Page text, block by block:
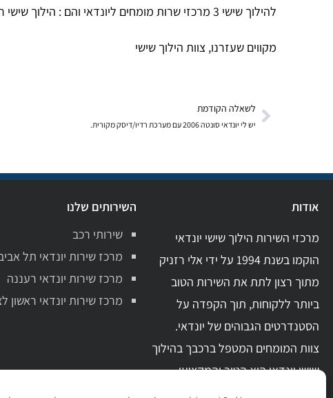
להילוך שישי 3 מרכזי שרות מומחים ליונדאי והם : הילוך שישי ראשל"צ ? צביקה 057-2231087 הילוך שישי ת"א/יפו ? אהרון, 057-7737734 ,
מקווים שעזרנו, צוות הילוך שישי
לשאלה הקודמת
יש לי יונדאי סונטה 2006 עם מערכת רדיו/דיסק מקורית.
אודות
מרכזי השירות הילוך שישי יונדאי
הוקמו בשנת 1994 על ידי אלי רזניק
מתוך רצון לתת את השירות הטוב
ביותר ללקוחות, תוך הקפדה על
הסטנדרטים הגבוהים של יונדאי.
צוות המומחים המטפל ברכבך בהילוך
שישי יונדאי הוא הטוב והמקצועי
השירותים שלנו
שירותי רכב
מרכז שירות יונדאי תל
מרכז שירות יונדאי רעננה
מרכז שירות יונדאי ראשון